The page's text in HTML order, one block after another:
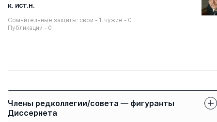
к. ист.н.
Сомнительные защиты: свои - 1, чужие - 0
Публикации - 0
Члены редколлегии/совета — фигуранты
Диссернета